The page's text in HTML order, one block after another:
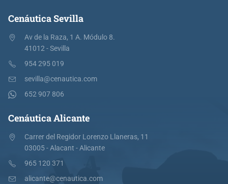
Cenáutica Sevilla
Av de la Raza, 1 A. Módulo 8.
41012 - Sevilla
954 295 019
sevilla@cenautica.com
652 907 806
Cenáutica Alicante
Carrer del Regidor Lorenzo Llaneras, 11
03005 - Alacant - Alicante
965 120 371
alicante@cenautica.com